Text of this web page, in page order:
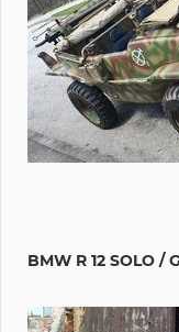
BMW R 12 SOLO /